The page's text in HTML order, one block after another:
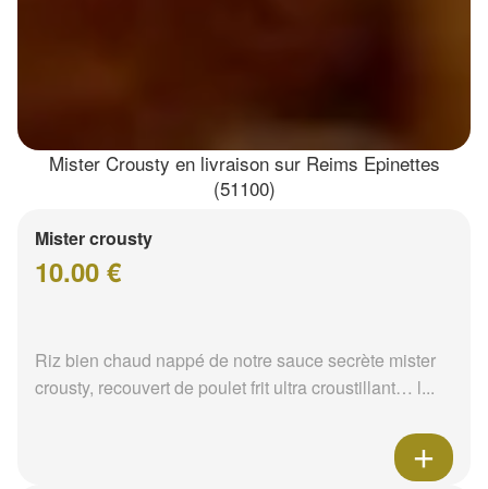
Mister Crousty en livraison sur Reims Epinettes
(51100)
Mister crousty
10.00 €
Riz bien chaud nappé de notre sauce secrète mister
crousty, recouvert de poulet frit ultra croustillant… l...